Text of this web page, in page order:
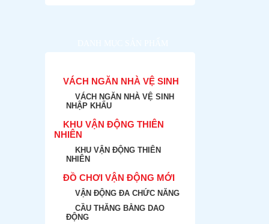
VÁCH NGĂN NHÀ VỆ SINH
VÁCH NGĂN NHÀ VỆ SINH
NHẬP KHẨU
KHU VẬN ĐỘNG THIÊN
NHIÊN
KHU VẬN ĐỘNG THIÊN
NHIÊN
ĐỒ CHƠI VẬN ĐỘNG MỚI
VẬN ĐỘNG ĐA CHỨC NĂNG
CẦU THĂNG BẰNG DAO
ĐỘNG